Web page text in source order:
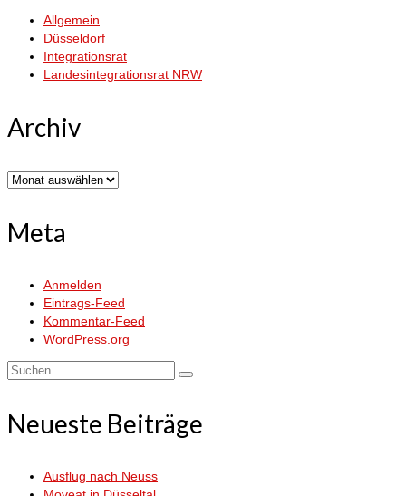
Allgemein
Düsseldorf
Integrationsrat
Landesintegrationsrat NRW
Archiv
Archiv
Meta
Anmelden
Eintrags-Feed
Kommentar-Feed
WordPress.org
Suchen
Neueste Beiträge
Ausflug nach Neuss